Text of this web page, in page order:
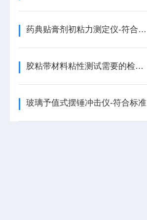
药典贴膏剂初粘力测定仪-符合标准
胶粘带材料粘性测试需要的检测仪器都有哪些？
玻璃予值式摆锤冲击仪-符合标准